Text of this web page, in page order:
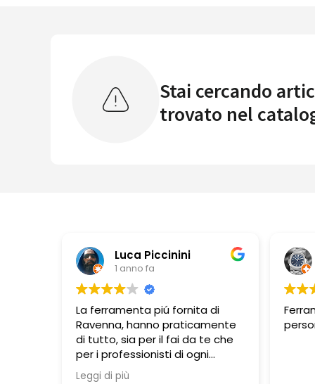
Stai cercando
trovato nel
Luca Piccinini
1 anno fa
La ferramenta piú fornita di
Ravenna, hanno praticamente
di tutto, sia per il fai da te che
per i professionisti di ogni
branca lavorativa. Si trovano
Leggi di più